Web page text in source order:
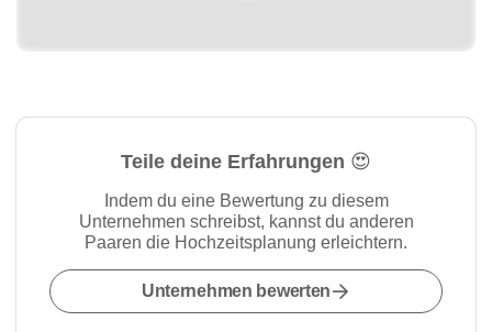
Teile deine Erfahrungen 😍
Indem du eine Bewertung zu diesem
Unternehmen schreibst, kannst du anderen
Paaren die Hochzeitsplanung erleichtern.
Unternehmen bewerten